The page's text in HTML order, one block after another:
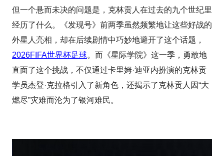
但一个悬而未决的问题是，克林贡人在过去的九个世纪里
经历了什么。《发现号》前两季虽然频繁地让这些好战的
外星人亮相，却在后续剧情中巧妙地避开了这个话题，
2026FIFA世界杯足球。而《星际学院》这一季，勇敢地
直面了这个挑战，不仅通过卡里姆·迪亚内扮演的克林贡
学员杰登·克拉格引入了新角色，还揭示了克林贡人因“大
燃尽”灾难而沦为了银河难民。